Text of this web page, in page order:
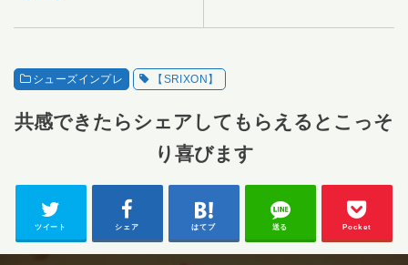
シューズインプレ 【SRIXON】
共感できたらシェアしてもらえるとこっそ
り喜びます
ツイート シェア はてブ 送る Pocket